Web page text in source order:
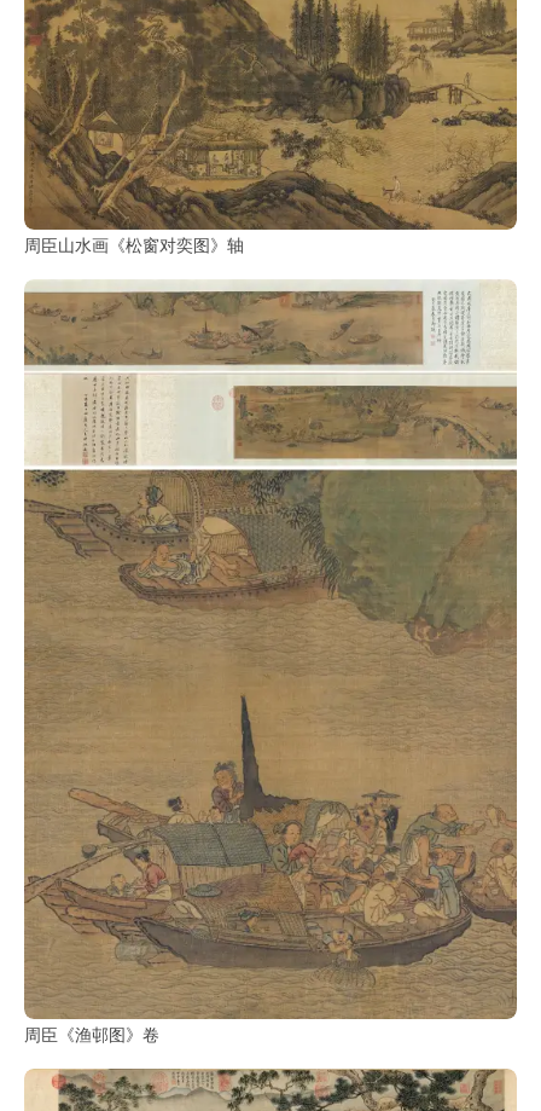
周臣山水画《松窗对奕图》轴
周臣《渔邨图》卷